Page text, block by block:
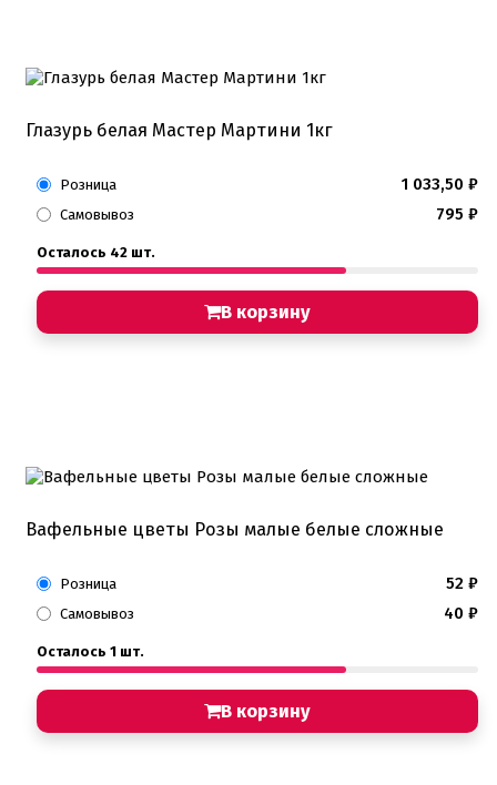
Глазурь белая Мастер Мартини 1кг
Розница 1 033,50 ₽
Самовывоз 795 ₽
Осталось 42 шт.
В корзину
Вафельные цветы Розы малые белые сложные
Розница 52 ₽
Самовывоз 40 ₽
Осталось 1 шт.
В корзину